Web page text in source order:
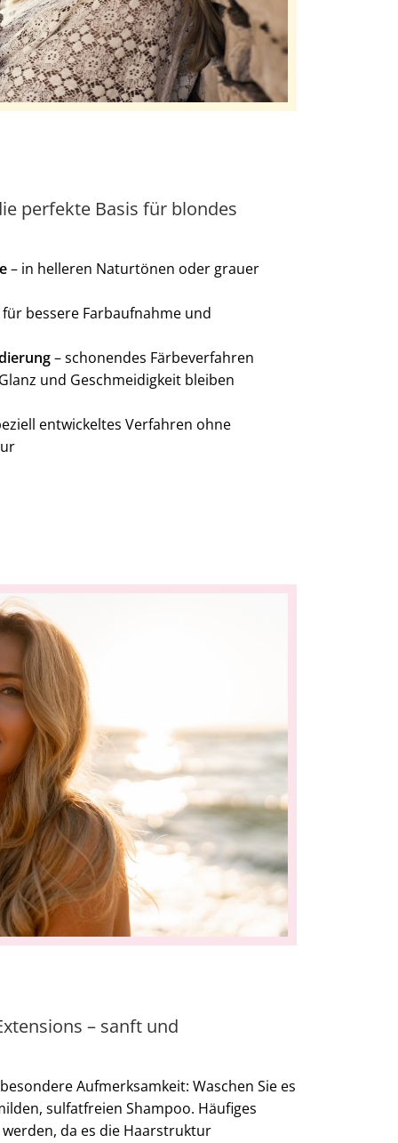
perfekte Basis für blondes
– in helleren Naturtönen oder grauer
für bessere Farbaufnahme und
– schonendes Färbeverfahren
und Geschmeidigkeit bleiben
entwickeltes Verfahren ohne
– sanft und
Aufmerksamkeit: Waschen Sie es
sulfatfreien Shampoo. Häufiges
da es die Haarstruktur